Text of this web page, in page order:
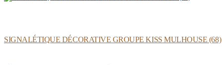
SIGNALÉTIQUE DÉCORATIVE GROUPE KISS MULHOUSE (68)